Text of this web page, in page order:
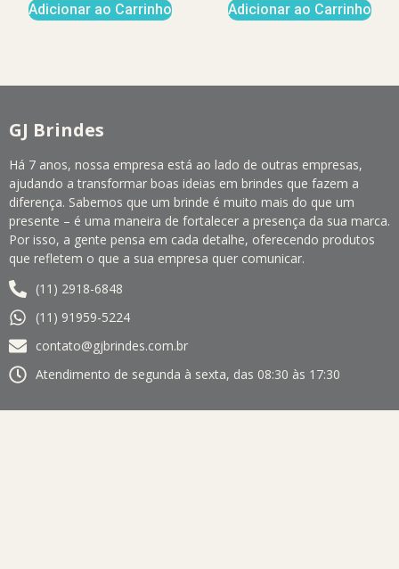
Adicionar ao Carrinho Adicionar ao Carrinho
GJ Brindes
Há 7 anos, nossa empresa está ao lado de outras empresas,
ajudando a transformar boas ideias em brindes que fazem a
diferença. Sabemos que um brinde é muito mais do que um
presente – é uma maneira de fortalecer a presença da sua marca.
Por isso, a gente pensa em cada detalhe, oferecendo produtos
que refletem o que a sua empresa quer comunicar.
(11) 2918-6848
(11) 91959-5224
contato@gjbrindes.com.br
Atendimento de segunda à sexta, das 08:30 às 17:30